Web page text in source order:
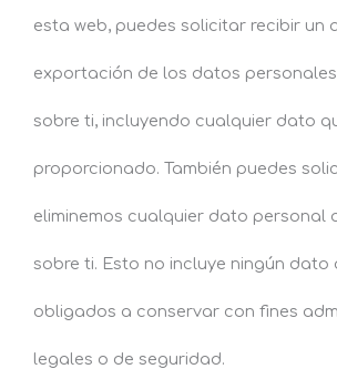
esta web, puedes solicitar recibir un
exportación de los datos
sobre ti, incluyendo cualquier dato
proporcionado. También puedes
eliminemos cualquier dato personal
sobre ti. Esto no incluye ningún dato
obligados a conservar con fines
legales o de seguridad.